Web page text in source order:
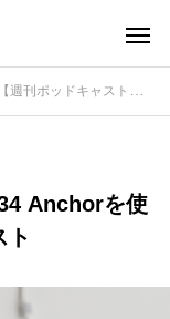
【週刊ポッドキャスト生活】#34 Anchorを使って30分で始めるポッドキャスト
Anchorを使
ト